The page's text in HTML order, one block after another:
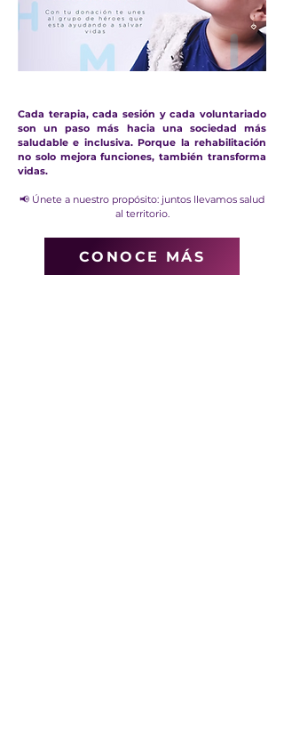
Cada terapia, cada sesión y cada voluntariado
son un paso más hacia una sociedad más
saludable e inclusiva. Porque la rehabilitación
no solo mejora funciones, también transforma
vidas.
📢 Únete a nuestro propósito: juntos llevamos salud
al territorio.
CONOCE MÁS